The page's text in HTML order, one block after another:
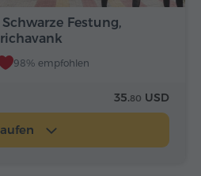
Festung,
98% empfohlen
35.80 USD